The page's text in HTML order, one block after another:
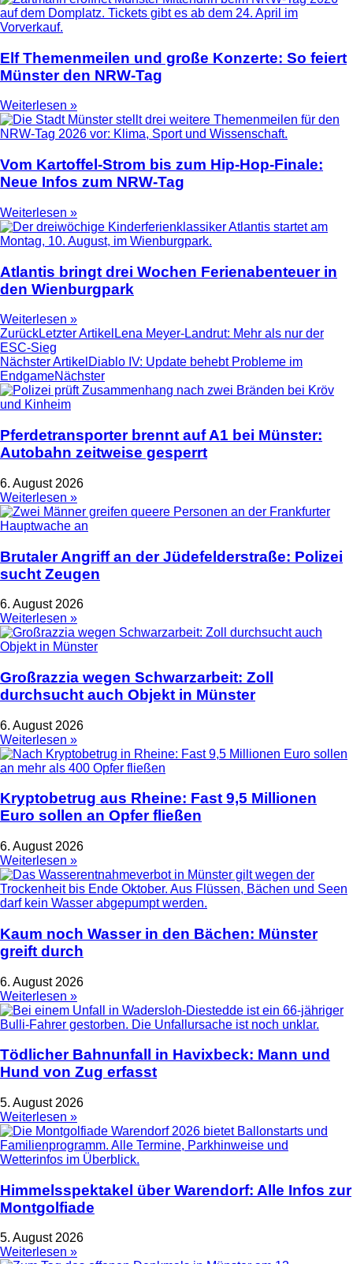
Elf Themenmeilen und große Konzerte: So feiert
Münster den NRW-Tag
Weiterlesen »
Vom Kartoffel-Strom bis zum Hip-Hop-Finale:
Neue Infos zum NRW-Tag
Weiterlesen »
Atlantis bringt drei Wochen Ferienabenteuer in
den Wienburgpark
Weiterlesen »
ZurückLetzter Artikel Lena Meyer-Landrut: Mehr als nur der
ESC-Sieg
Nächster Artikel Diablo IV: Update behebt Probleme im
EndgameNächster
Pferdetransporter brennt auf A1 bei Münster:
Autobahn zeitweise gesperrt
6. August 2026
Weiterlesen »
Brutaler Angriff an der Jüdefelderstraße: Polizei
sucht Zeugen
6. August 2026
Weiterlesen »
Großrazzia wegen Schwarzarbeit: Zoll
durchsucht auch Objekt in Münster
6. August 2026
Weiterlesen »
Kryptobetrug aus Rheine: Fast 9,5 Millionen
Euro sollen an Opfer fließen
6. August 2026
Weiterlesen »
Kaum noch Wasser in den Bächen: Münster
greift durch
6. August 2026
Weiterlesen »
Tödlicher Bahnunfall in Havixbeck: Mann und
Hund von Zug erfasst
5. August 2026
Weiterlesen »
Himmelsspektakel über Warendorf: Alle Infos zur
Montgolfiade
5. August 2026
Weiterlesen »